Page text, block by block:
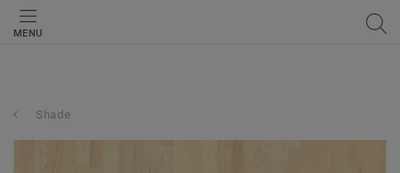
MENU
Shade